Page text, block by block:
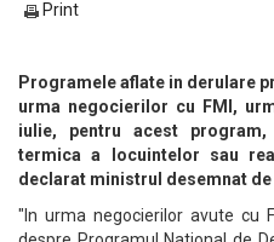
Print
Programele aflate in derulare
urma negocierilor cu FMI,
iulie, pentru acest
termica a locuintelor sau
declarat ministrul desemnat
"In urma negocierilor avute cu